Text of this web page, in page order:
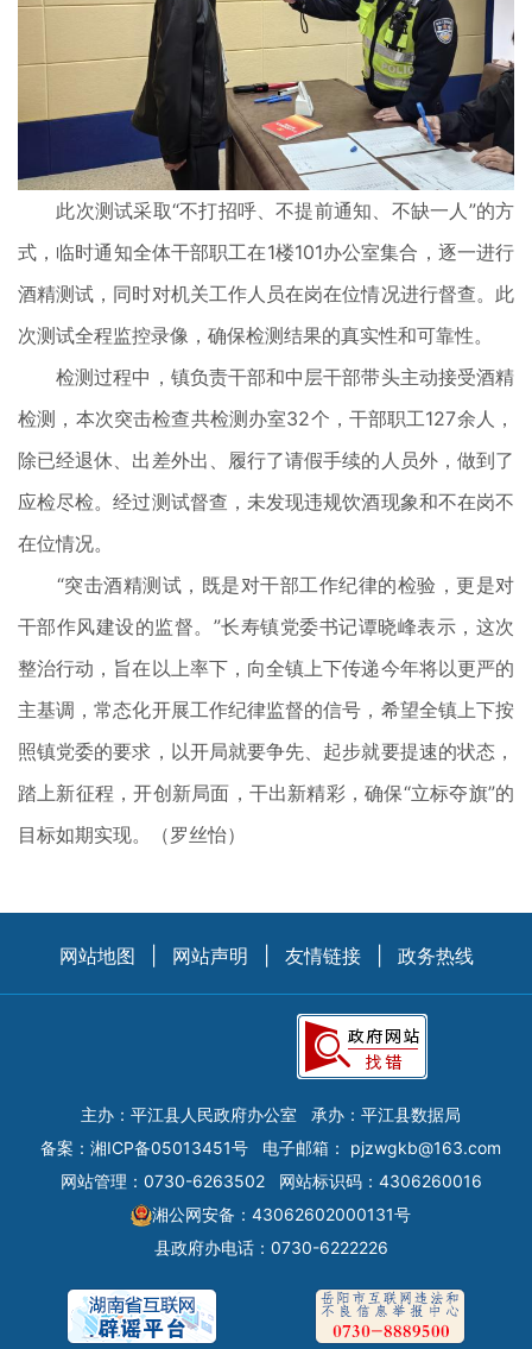
此次测试采取“不打招呼、不提前通知、不缺一人”的方
式，临时通知全体干部职工在1楼101办公室集合，逐一进行
酒精测试，同时对机关工作人员在岗在位情况进行督查。此
次测试全程监控录像，确保检测结果的真实性和可靠性。
检测过程中，镇负责干部和中层干部带头主动接受酒精
检测，本次突击检查共检测办室32个，干部职工127余人，
除已经退休、出差外出、履行了请假手续的人员外，做到了
应检尽检。经过测试督查，未发现违规饮酒现象和不在岗不
在位情况。
“突击酒精测试，既是对干部工作纪律的检验，更是对
干部作风建设的监督。”长寿镇党委书记谭晓峰表示，这次
整治行动，旨在以上率下，向全镇上下传递今年将以更严的
主基调，常态化开展工作纪律监督的信号，希望全镇上下按
照镇党委的要求，以开局就要争先、起步就要提速的状态，
踏上新征程，开创新局面，干出新精彩，确保“立标夺旗”的
目标如期实现。（罗丝怡）
网站地图 网站声明 友情链接 政务热线
主办：平江县人民政府办公室
承办：平江县数据局
备案： 湘ICP备05013451号 电子邮箱： pjzwgkb@163.com
网站管理：0730-6263502
网站标识码：4306260016
湘公网安备：43062602000131号
县政府办电话：0730-6222226